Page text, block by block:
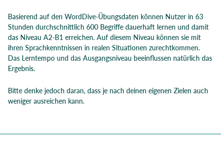
Basierend auf den WordDive-Übungsdaten können Nutzer in 63
Stunden durchschnittlich 600 Begriffe dauerhaft lernen und damit
das Niveau A2-B1 erreichen. Auf diesem Niveau können sie mit
ihren Sprachkenntnissen in realen Situationen zurechtkommen.
Das Lerntempo und das Ausgangsniveau beeinflussen natürlich das
Ergebnis.
Bitte denke jedoch daran, dass je nach deinen eigenen Zielen auch
weniger ausreichen kann.